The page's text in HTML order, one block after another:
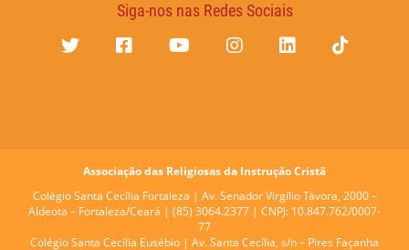
Siga-nos nas Redes Sociais
Associação das Religiosas da Instrução Cristã
Colégio Santa Cecília Fortaleza | Av. Senador Virgílio Távora, 2000 –
Aldeota – Fortaleza/Ceará | (85) 3064.2377 | CNPJ: 10.847.762/0007-
77
Colégio Santa Cecília Eusébio | Av. Santa Cecília, s/n – Pires Façanha